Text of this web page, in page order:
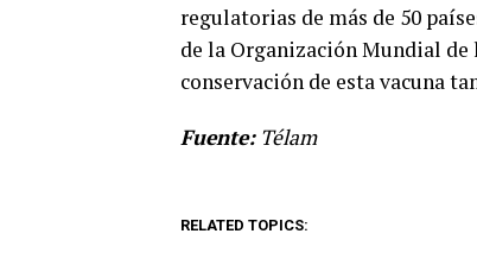
regulatorias de más de 50
de la Organización Mundial de
conservación de esta vacuna
Fuente:Télam
RELATED TOPICS: